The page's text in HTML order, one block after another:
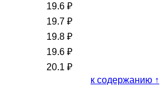
19.6 ₽
19.7 ₽
19.8 ₽
19.6 ₽
20.1 ₽
к содержанию ↑